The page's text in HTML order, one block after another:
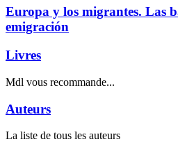
Europa y los migrantes. Las
emigración
Livres
Mdl vous recommande...
Auteurs
La liste de tous les auteurs